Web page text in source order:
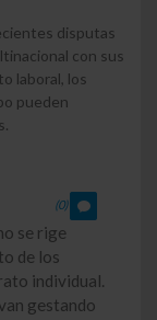
disputas
con sus
laboral, los
pueden
(0)
se rige
de los
individual.
gestando